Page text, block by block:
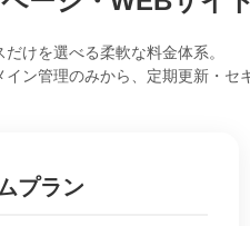
けを選べる柔軟な料金体系。
イン管理のみから、定期更新・セ
プラン